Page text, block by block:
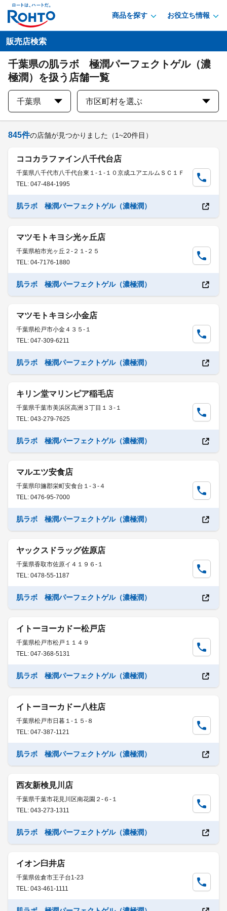
商品を探す お役立ち情報
販売店検索
千葉県の肌ラボ 極潤パーフェクトゲル（濃
極潤）を扱う店舗一覧
千葉県 市区町村を選ぶ
845件の店舗が見つかりました （1~20件目）
ココカラファイン八千代台店
千葉県八千代市八千代台東１-１-１０京成ユアエルムＳＣ１Ｆ
TEL: 047-484-1995
肌ラボ 極潤パーフェクトゲル（濃極潤）
マツモトキヨシ光ヶ丘店
千葉県柏市光ヶ丘２-２１-２５
TEL: 04-7176-1880
肌ラボ 極潤パーフェクトゲル（濃極潤）
マツモトキヨシ小金店
千葉県松戸市小金４３５-１
TEL: 047-309-6211
肌ラボ 極潤パーフェクトゲル（濃極潤）
キリン堂マリンピア稲毛店
千葉県千葉市美浜区高洲３丁目１３-１
TEL: 043-279-7625
肌ラボ 極潤パーフェクトゲル（濃極潤）
マルエツ安食店
千葉県印旛郡栄町安食台１-３-４
TEL: 0476-95-7000
肌ラボ 極潤パーフェクトゲル（濃極潤）
ヤックスドラッグ佐原店
千葉県香取市佐原イ４１９６-１
TEL: 0478-55-1187
肌ラボ 極潤パーフェクトゲル（濃極潤）
イトーヨーカドー松戸店
千葉県松戸市松戸１１４９
TEL: 047-368-5131
肌ラボ 極潤パーフェクトゲル（濃極潤）
イトーヨーカドー八柱店
千葉県松戸市日暮１-１５-８
TEL: 047-387-1121
肌ラボ 極潤パーフェクトゲル（濃極潤）
西友新検見川店
千葉県千葉市花見川区南花園２-６-１
TEL: 043-273-1311
肌ラボ 極潤パーフェクトゲル（濃極潤）
イオン臼井店
千葉県佐倉市王子台1-23
TEL: 043-461-1111